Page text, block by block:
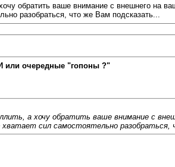
обратить ваше внимание с внешнего на
разобраться, что же Вам подсказать...
или очередные "гопоны ?"
а хочу обратить ваше внимание с
хватает сил самостоятельно разобраться,